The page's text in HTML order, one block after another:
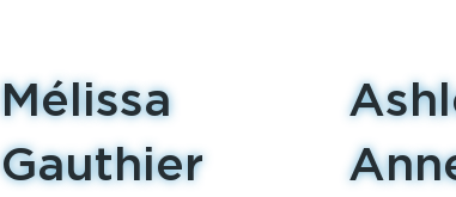
Mélissa
Gauthier